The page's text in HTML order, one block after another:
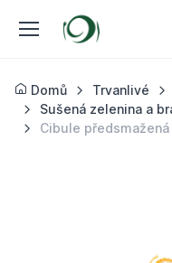
Domů Trvanlivé
Sušená zelenina a
Cibule předsmažená